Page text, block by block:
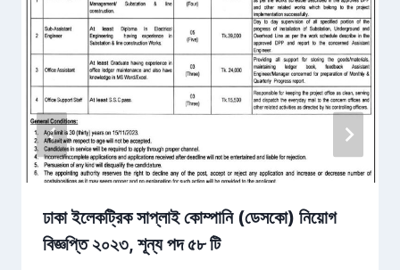
ঢাকা ইলেকট্রিক সাপ্লাই কোম্পানি (ডেসকো) নিয়োগ
বিজ্ঞপ্তি ২০২৩, শূন্য পদ ৫৮ টি